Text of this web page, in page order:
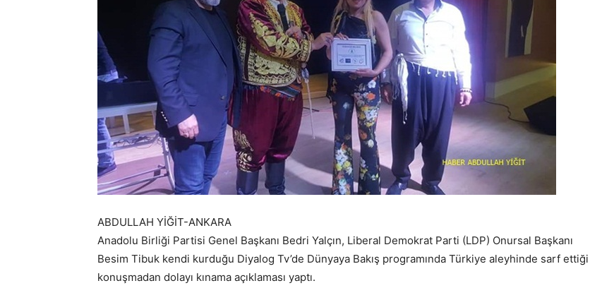
ABDULLAH YİĞİT-ANKARA
Anadolu Birliği Partisi Genel Başkanı Bedri Yalçın, Liberal Demokrat Parti (LDP) Onursal Başkanı
Besim Tibuk kendi kurduğu Diyalog Tv’de Dünyaya Bakış programında Türkiye aleyhinde sarf ettiği
konuşmadan dolayı kınama açıklaması yaptı.